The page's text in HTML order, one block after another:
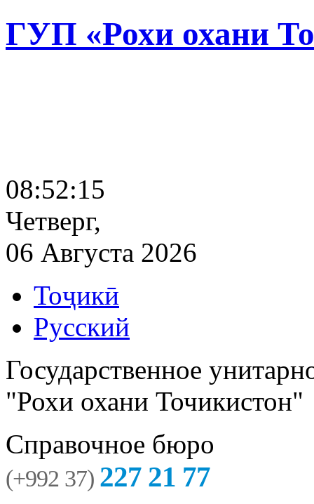
ГУП «Рохи охани
08:52:15
Четверг,
06 Августа 2026
Тоҷикӣ
Русский
Государственное
"Рохи охани Точикистон"
Справочное бюро
(+992 37) 227 21 77